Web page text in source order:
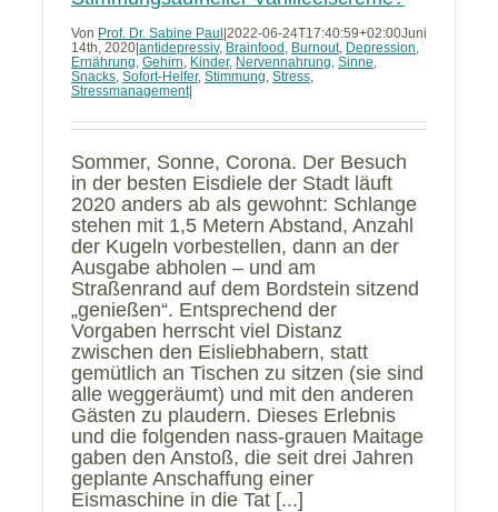
Von Prof. Dr. Sabine Paul 2022-06-24T17:40:59+02:00Juni
14th, 2020 antidepressiv, Brainfood , Burnout, Depression,
Ernährung, Gehirn, Kinder, Nervennahrung, Sinne,
Snacks, Sofort-Helfer, Stimmung, Stress,
Stressmanagement|
Sommer, Sonne, Corona. Der Besuch
in der besten Eisdiele der Stadt läuft
2020 anders ab als gewohnt: Schlange
stehen mit 1,5 Metern Abstand, Anzahl
der Kugeln vorbestellen, dann an der
Ausgabe abholen – und am
Straßenrand auf dem Bordstein sitzend
„genießen“. Entsprechend der
Vorgaben herrscht viel Distanz
zwischen den Eisliebhabern, statt
gemütlich an Tischen zu sitzen (sie sind
alle weggeräumt) und mit den anderen
Gästen zu plaudern. Dieses Erlebnis
und die folgenden nass-grauen Maitage
gaben den Anstoß, die seit drei Jahren
geplante Anschaffung einer
Eismaschine in die Tat [...]